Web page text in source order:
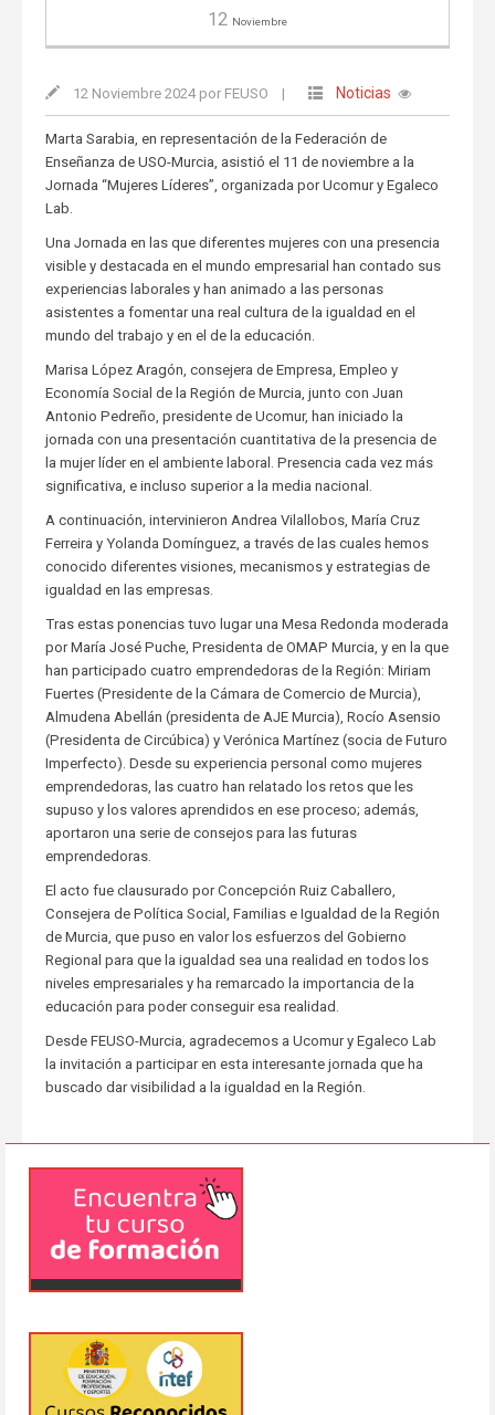
12 Noviembre
12 Noviembre 2024 por FEUSO | Noticias
Marta Sarabia, en representación de la Federación de
Enseñanza de USO-Murcia, asistió el 11 de noviembre a la
Jornada “Mujeres Líderes”, organizada por Ucomur y Egaleco
Lab.
Una Jornada en las que diferentes mujeres con una presencia
visible y destacada en el mundo empresarial han contado sus
experiencias laborales y han animado a las personas
asistentes a fomentar una real cultura de la igualdad en el
mundo del trabajo y en el de la educación.
Marisa López Aragón, consejera de Empresa, Empleo y
Economía Social de la Región de Murcia, junto con Juan
Antonio Pedreño, presidente de Ucomur, han iniciado la
jornada con una presentación cuantitativa de la presencia de
la mujer líder en el ambiente laboral. Presencia cada vez más
significativa, e incluso superior a la media nacional.
A continuación, intervinieron Andrea Vilallobos, María Cruz
Ferreira y Yolanda Domínguez, a través de las cuales hemos
conocido diferentes visiones, mecanismos y estrategias de
igualdad en las empresas.
Tras estas ponencias tuvo lugar una Mesa Redonda moderada
por María José Puche, Presidenta de OMAP Murcia, y en la que
han participado cuatro emprendedoras de la Región: Miriam
Fuertes (Presidente de la Cámara de Comercio de Murcia),
Almudena Abellán (presidenta de AJE Murcia), Rocío Asensio
(Presidenta de Circúbica) y Verónica Martínez (socia de Futuro
Imperfecto). Desde su experiencia personal como mujeres
emprendedoras, las cuatro han relatado los retos que les
supuso y los valores aprendidos en ese proceso; además,
aportaron una serie de consejos para las futuras
emprendedoras.
El acto fue clausurado por Concepción Ruiz Caballero,
Consejera de Política Social, Familias e Igualdad de la Región
de Murcia, que puso en valor los esfuerzos del Gobierno
Regional para que la igualdad sea una realidad en todos los
niveles empresariales y ha remarcado la importancia de la
educación para poder conseguir esa realidad.
Desde FEUSO-Murcia, agradecemos a Ucomur y Egaleco Lab
la invitación a participar en esta interesante jornada que ha
buscado dar visibilidad a la igualdad en la Región.